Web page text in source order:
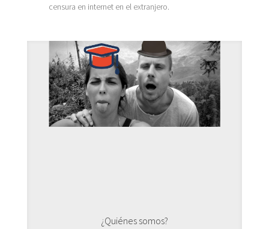
censura en internet en el extranjero.
¿Quiénes somos?